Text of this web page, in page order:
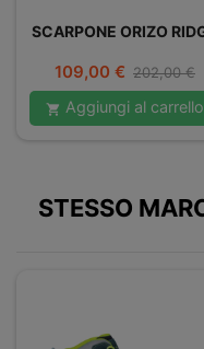
SCARPONE ORIZO
Prezzo
109,00 € Prezzo
base
202,00 €
 Aggiungi al carrello
STESSO